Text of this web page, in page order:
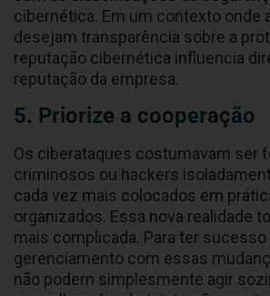
cibernética. Em um contexto onde
desejam transparência sobre a
reputação cibernética influencia
reputação da empresa.
5. Priorize a cooperação
Os ciberataques costumavam ser
criminosos ou hackers
cada vez mais colocados em
organizados. Essa nova realidade
mais complicada. Para ter sucesso
gerenciamento com essas
não podem simplesmente agir